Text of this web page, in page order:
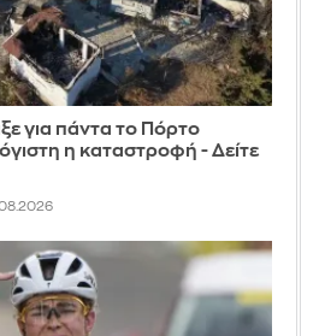
για πάντα το Πόρτο
η καταστροφή - Δείτε